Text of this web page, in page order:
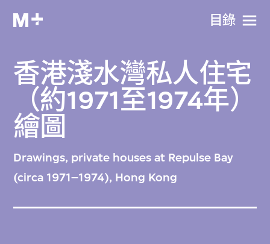
目​錄
香港淺水灣私人住宅
（約1971至1974年）
繪圖
Drawings, private houses at Repulse Bay
(circa 1971–1974), Hong Kong